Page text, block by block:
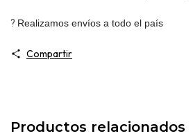
? Realizamos envíos a todo el país
Compartir
Productos relacionados